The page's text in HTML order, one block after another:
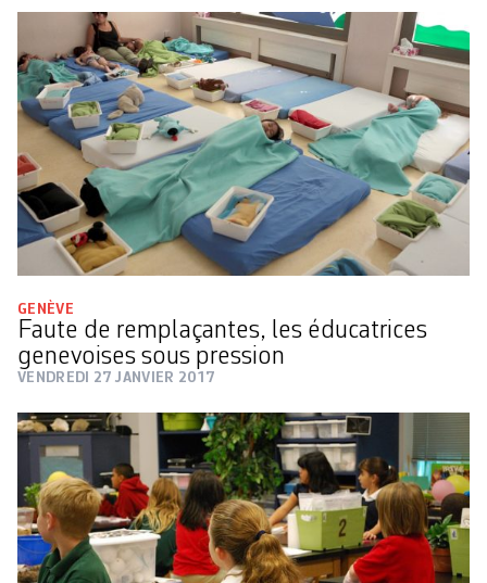
GENÈVE
Faute de remplaçantes, les éducatrices
genevoises sous pression
VENDREDI 27 JANVIER 2017